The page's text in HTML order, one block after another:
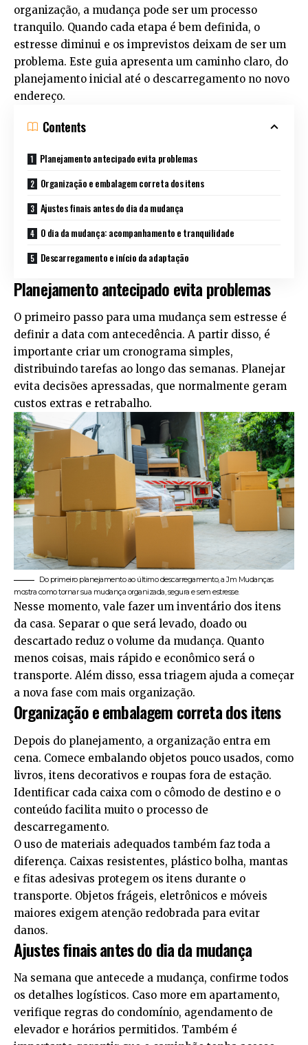
organização, a mudança pode ser um processo
tranquilo. Quando cada etapa é bem definida, o
estresse diminui e os imprevistos deixam de ser um
problema. Este guia apresenta um caminho claro, do
planejamento inicial até o descarregamento no novo
endereço.
Contents
Planejamento antecipado evita problemas
Organização e embalagem correta dos itens
Ajustes finais antes do dia da mudança
O dia da mudança: acompanhamento e tranquilidade
Descarregamento e início da adaptação
Planejamento antecipado evita problemas
O primeiro passo para uma mudança sem estresse é
definir a data com antecedência. A partir disso, é
importante criar um cronograma simples,
distribuindo tarefas ao longo das semanas. Planejar
evita decisões apressadas, que normalmente geram
custos extras e retrabalho.
Do primeiro planejamento ao último descarregamento, a Jm Mudanças
mostra como tornar sua mudança organizada, segura e sem estresse.
Nesse momento, vale fazer um inventário dos itens
da casa. Separar o que será levado, doado ou
descartado reduz o volume da mudança. Quanto
menos coisas, mais rápido e econômico será o
transporte. Além disso, essa triagem ajuda a começar
a nova fase com mais organização.
Organização e embalagem correta dos itens
Depois do planejamento, a organização entra em
cena. Comece embalando objetos pouco usados, como
livros, itens decorativos e roupas fora de estação.
Identificar cada caixa com o cômodo de destino e o
conteúdo facilita muito o processo de
descarregamento.
O uso de materiais adequados também faz toda a
diferença. Caixas resistentes, plástico bolha, mantas
e fitas adesivas protegem os itens durante o
transporte. Objetos frágeis, eletrônicos e móveis
maiores exigem atenção redobrada para evitar
danos.
Ajustes finais antes do dia da mudança
Na semana que antecede a mudança, confirme todos
os detalhes logísticos. Caso more em apartamento,
verifique regras do condomínio, agendamento de
elevador e horários permitidos. Também é